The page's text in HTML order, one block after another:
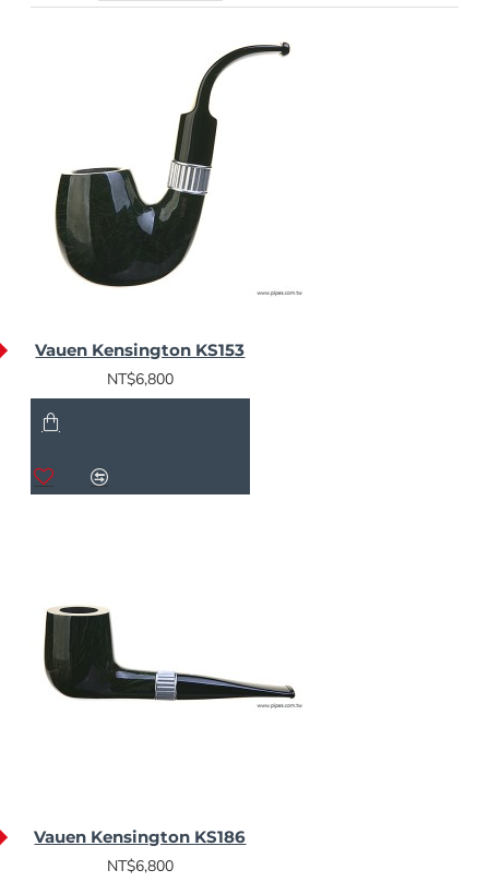
Vauen Kensington KS153
NT$6,800
Vauen Kensington KS186
NT$6,800